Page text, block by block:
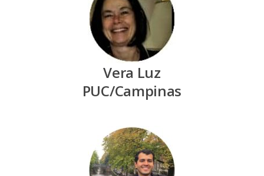
Vera Luz
PUC/Campinas